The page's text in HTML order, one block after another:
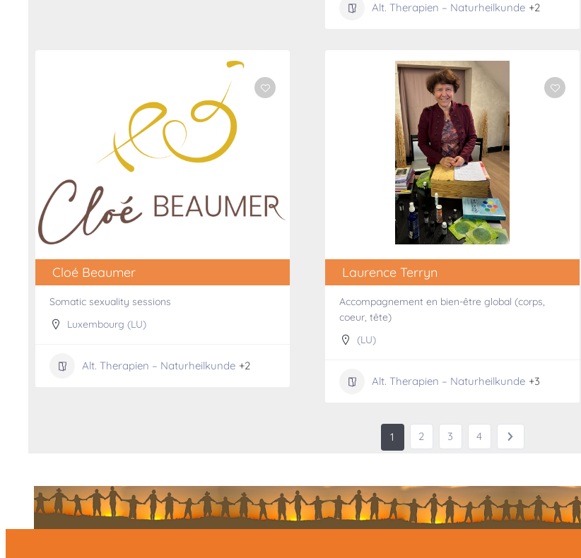
Alt. Therapien – Naturheilkunde +2
Cloé Beaumer
Somatic sexuality sessions
Luxembourg (LU)
Alt. Therapien – Naturheilkunde +2
Laurence Terryn
Accompagnement en bien-être global (corps,
coeur, tête)
(LU)
Alt. Therapien – Naturheilkunde +3
1 2 3 4